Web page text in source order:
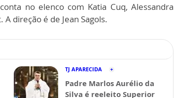
no elenco com Katia Cuq, Alessandra
direção é de Jean Sagols.
TJ APARECIDA
Padre Marlos Aurélio da
Silva é reeleito Superior